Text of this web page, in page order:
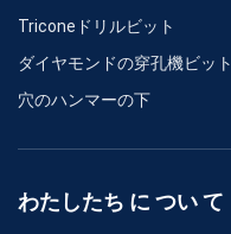
Triconeドリルビット
ダイヤモンドの穿孔機ビット
穴のハンマーの下
わたしたち に つい て